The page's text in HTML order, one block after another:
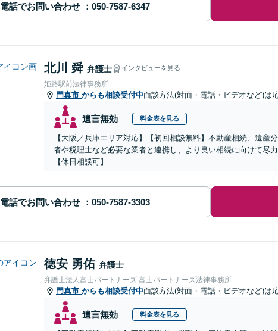
電話でお問い合わせ
北川 舜 弁護士 インタビューを見る
姫路駅前法律事務所
門真市 からも相談受付中面談方法(対面・電話・ビデオなど)は
遺言無効 料金表を見る
【大阪／兵庫エリア対応】【初回相談無料】不動産相続、遺
者や税理士など必要な業者と連携し、より良い相続に向けて尽
【休日相談可】
電話でお問い合わせ
徳安 勇佑 弁護士
弁護士法人富士パートナーズ 富士パートナーズ法律事務所
門真市 からも相談受付中面談方法(対面・電話・ビデオなど)は
遺言無効 料金表を見る